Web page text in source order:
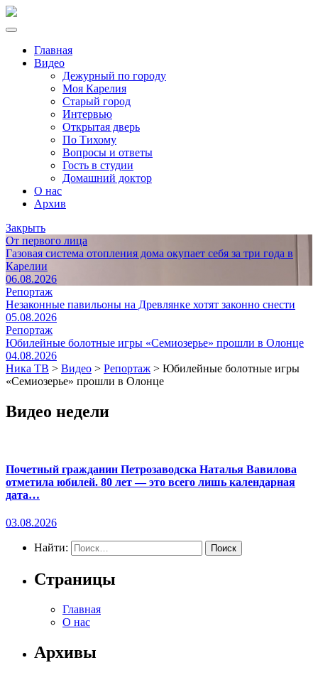
Главная
Видео
Дежурный по городу
Моя Карелия
Старый город
Интервью
Открытая дверь
По Тихому
Вопросы и ответы
Гость в студии
Домашний доктор
О нас
Архив
Закрыть
От первого лица
Газовая система отопления дома окупает себя за три года в
Карелии
06.08.2026
Репортаж
Незаконные павильоны на Древлянке хотят законно снести
05.08.2026
Репортаж
Юбилейные болотные игры «Семиозерье» прошли в Олонце
04.08.2026
Ника ТВ > Видео > Репортаж > Юбилейные болотные игры
«Семиозерье» прошли в Олонце
Видео недели
Почетный гражданин Петрозаводска Наталья Вавилова
отметила юбилей. 80 лет — это всего лишь календарная
дата…
03.08.2026
Найти:
Страницы
Главная
О нас
Архивы